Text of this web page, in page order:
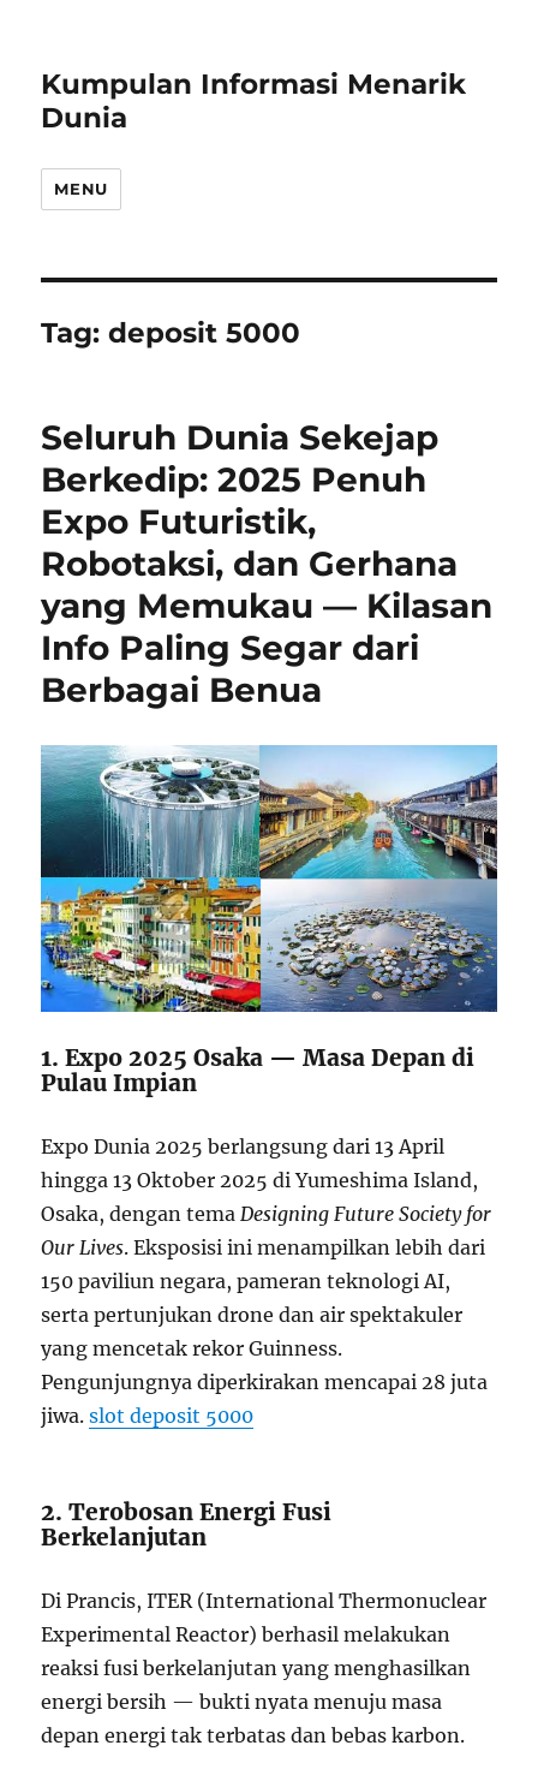
Kumpulan Informasi Menarik
Dunia
MENU
Tag:deposit 5000
Seluruh Dunia Sekejap
Berkedip: 2025 Penuh
Expo Futuristik,
Robotaksi, dan Gerhana
yang Memukau — Kilasan
Info Paling Segar dari
Berbagai Benua
1. Expo 2025 Osaka — Masa Depan di
Pulau Impian
Expo Dunia 2025 berlangsung dari 13 April
hingga 13 Oktober 2025 di Yumeshima Island,
Osaka, dengan temaDesigning Future Society for
Our Lives. Eksposisi ini menampilkan lebih dari
150 paviliun negara, pameran teknologi AI,
serta pertunjukan drone dan air spektakuler
yang mencetak rekor Guinness.
Pengunjungnya diperkirakan mencapai 28 juta
jiwa.slot deposit 5000
2. Terobosan Energi Fusi
Berkelanjutan
Di Prancis, ITER (International Thermonuclear
Experimental Reactor) berhasil melakukan
reaksi fusi berkelanjutan yang menghasilkan
energi bersih — bukti nyata menuju masa
depan energi tak terbatas dan bebas karbon.